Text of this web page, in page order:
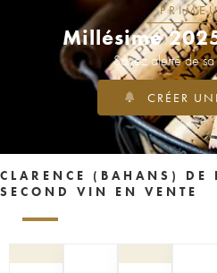
Millésime
Soyez alerté de
CRÉER
CLARENCE (BAHANS) DE
SECOND VIN EN VENTE